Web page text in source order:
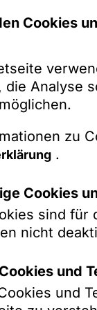
Cookies
die Analyse
zu
.
Cookies
sind für
nicht
und
und
München,
Nr.
die
sowie die
über